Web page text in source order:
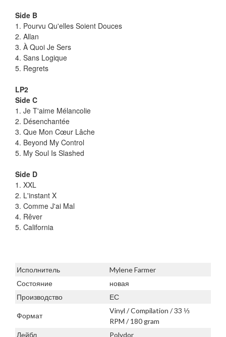
Side B
1. Pourvu Qu'elles Soient Douces
2. Allan
3. À Quoi Je Sers
4. Sans Logique
5. Regrets
LP2
Side C
1. Je T'aime Mélancolie
2. Désenchantée
3. Que Mon Cœur Lâche
4. Beyond My Control
5. My Soul Is Slashed
Side D
1. XXL
2. L'instant X
3. Comme J'ai Mal
4. Rêver
5. California
Исполнитель
Mylene Farmer
Состояние
новая
Производство
ЕС
Формат
Vinyl / Compilation / 33 ⅓
RPM / 180 gram
Лейбл
Polydor